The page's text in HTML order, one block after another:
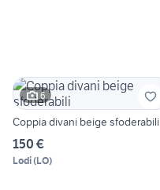
6
Coppia divani beige sfoderabili
150 €
Lodi(LO)